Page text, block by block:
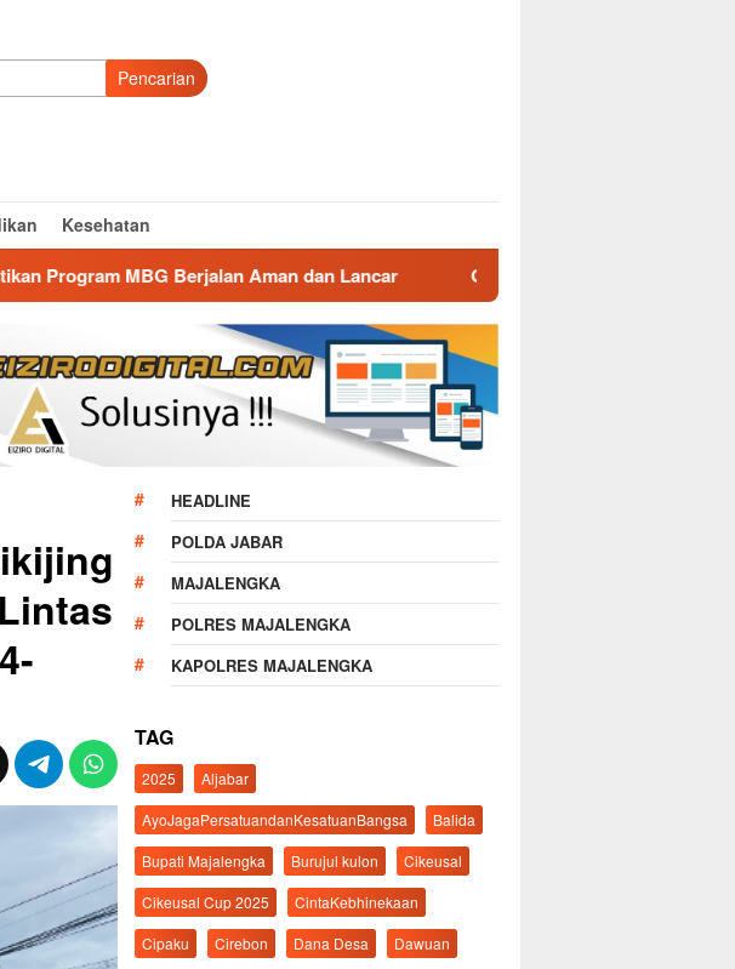
Pencarian
Kesehatan
Aman dan Lancar Gatur Lalin Pagi Polsek Malausma, Wujud
HEADLINE
POLDA JABAR
MAJALENGKA
POLRES MAJALENGKA
KAPOLRES MAJALENGKA
TAG
2025
Aljabar
AyoJagaPersatuandanKesatuanBangsa
Balida
Bupati Majalengka
Burujul kulon
Cikeusal
Cikeusal Cup 2025
CintaKebhinekaan
Cipaku
Cirebon Dana Desa
Dawuan